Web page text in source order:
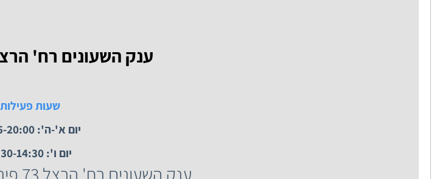
ענק השעונים רח' הרצל 73, רמת גן.